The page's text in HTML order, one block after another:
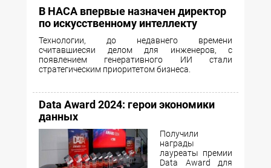
В НАСА впервые назначен директор
по искусственному интеллекту
Технологии, до недавнего времени
считавшиесяи делом для инженеров, с
появлением генеративного ИИ стали
стратегическим приоритетом бизнеса.
Data Award 2024: герои экономики
данных
Получили
награды
лауреаты премии
Data Award для